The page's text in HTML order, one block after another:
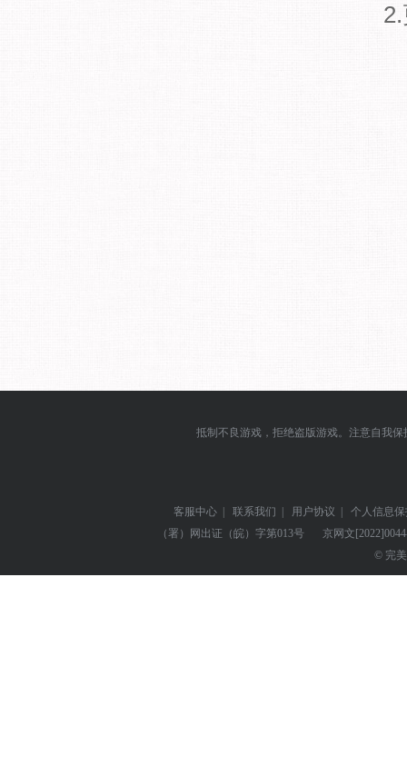
抵制不良游戏，拒绝盗版游戏。注意自我
客服中心 | 联系我们 | 用户协议 |
个人信息
（署）网出证（皖）字第013号
京网文
© 完美